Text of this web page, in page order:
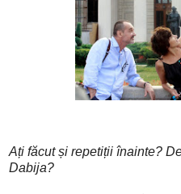
Ați făcut și repetiții înainte?
Dabija?